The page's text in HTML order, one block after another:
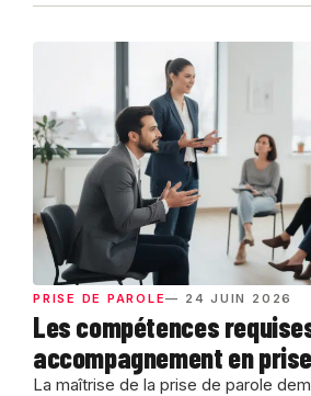
PRISE DE PAROLE— 24 JUIN 2026
Les compétences
accompagnement en
La maîtrise de la prise de parole